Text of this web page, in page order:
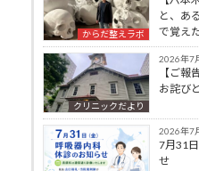
からだ整えラボ
と、あ
で覚え
クリニックだより
2026年7
【ご報
お詫び
2026年7
7月31
せ